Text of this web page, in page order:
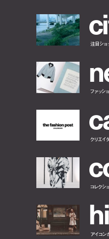
ci
注目ショ
n
ファッシ
c
クリエイ
c
コレクシ
hi
アイコン